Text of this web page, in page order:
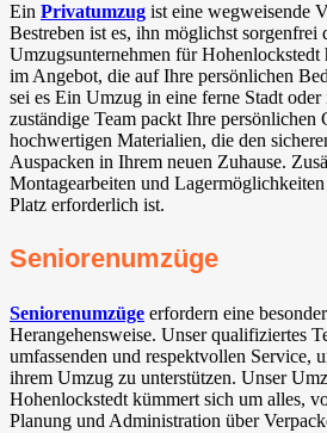
Ein Privatumzug ist eine wegweisende
Bestreben ist es, ihn möglichst sorgenfrei
Umzugsunternehmen für Hohenlockstedt
im Angebot, die auf Ihre persönlichen
sei es Ein Umzug in eine ferne Stadt
zuständige Team packt Ihre persönlichen
hochwertigen Materialien, die den
Auspacken in Ihrem neuen Zuhause.
Montagearbeiten und
Platz erforderlich ist.
Seniorenumzüge
Seniorenumzüge erfordern eine
Herangehensweise. Unser qualifiziertes
umfassenden und respektvollen Service,
ihrem Umzug zu unterstützen. Unser
Hohenlockstedt kümmert sich um alles,
Planung und Administration über